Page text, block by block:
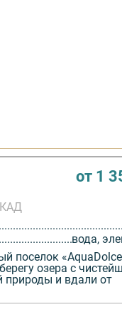
от 1
вода,
поселок
озера с
природы и вдали от